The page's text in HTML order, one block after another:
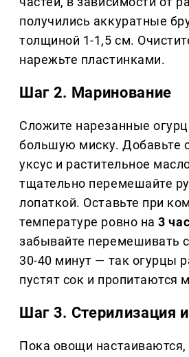
получились аккуратные
толщиной 1-1,5 см.
нарежьте пластинками.
Шаг 2. Маринование
Сложите нарезанные
большую миску. Добавьте
уксус и растительное
тщательно перемешайте
лопаткой. Оставьте при
температуре ровно на3
забывайте перемешивать
30-40 минут — так огурцы
пустят сок и пропитаются
Шаг 3. Стерилизация
Пока овощи настаиваются,